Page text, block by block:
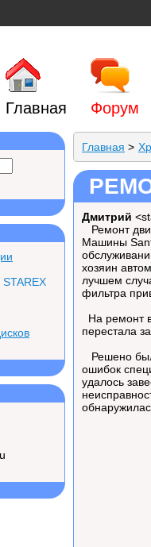
Главная Форум
Главная >
Дмитрий
Ремонт
Машины
хозяин
лучшем
фильтра
На ремонт
перестала
Решено
ошибок
удалось